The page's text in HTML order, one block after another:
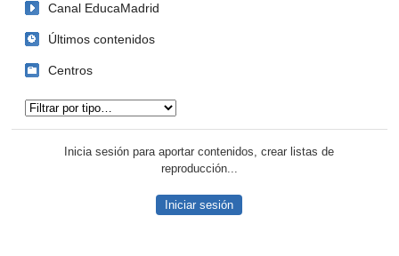
Canal EducaMadrid
Últimos contenidos
Centros
Inicia sesión para aportar contenidos, crear listas de
reproducción...
Iniciar sesión